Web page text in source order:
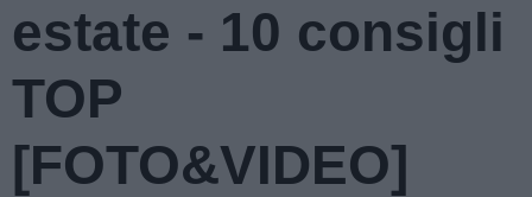
estate - 10 consigli
TOP
[FOTO&VIDEO]